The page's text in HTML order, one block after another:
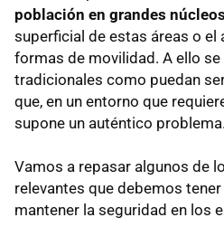
población en grandes
superficial de estas áreas o el
formas de movilidad. A ello
tradicionales como puedan
que, en un entorno que
supone un auténtico problema.
Vamos a repasar algunos de
relevantes que debemos
mantener la seguridad en los